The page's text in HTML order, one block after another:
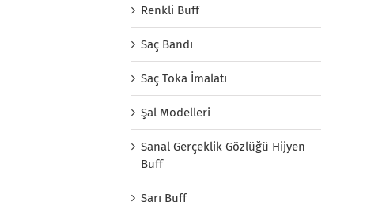
Renkli Buff
Saç Bandı
Saç Toka İmalatı
Şal Modelleri
Sanal Gerçeklik Gözlüğü Hijyen
Buff
Sarı Buff